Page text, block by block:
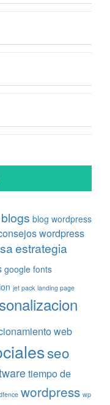
blogs blog wordpress
wordpress
estrategia
google fonts
jet pack landing page
web
seo
tiempo de
wordpress wp